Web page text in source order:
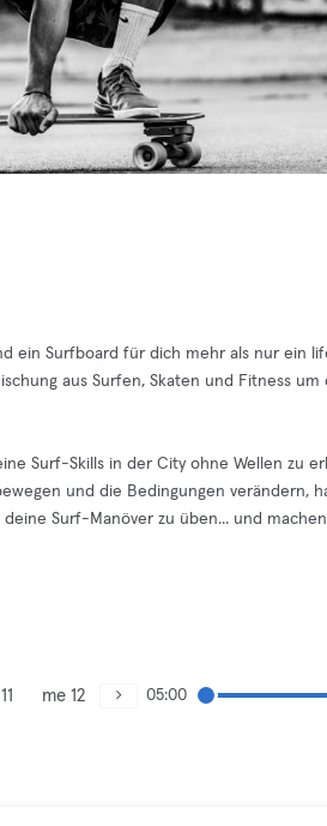
ein Surfboard für dich mehr als nur ein
aus Surfen, Skaten und Fitness um
Surf-Skills in der City ohne Wellen zu
und die Bedingungen verändern,
Surf-Manöver zu üben... und
me 12 05:00